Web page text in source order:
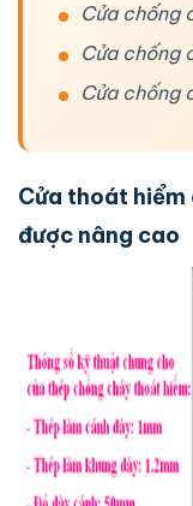
Cửa chống
Cửa chống
Cửa chống
Cửa thoát hiểm
được nâng cao